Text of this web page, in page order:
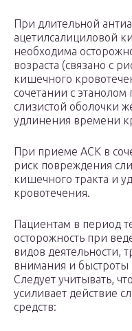
При длительной
ацетилсалициловой
необходима
возраста (связано с
кишечного
сочетании с
слизистой оболочки
удлинения времени
При приеме АСК в
риск повреждения
кишечного тракта и
кровотечения.
Пациентам в период
осторожность при
видов
внимания и
Следует учитывать,
усиливает действие
средств: